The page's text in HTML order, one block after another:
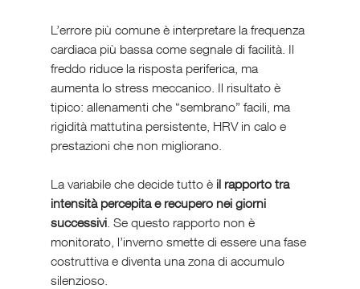
L’errore più comune è interpretare la frequenza
cardiaca più bassa come segnale di facilità. Il
freddo riduce la risposta periferica, ma
aumenta lo stress meccanico. Il risultato è
tipico: allenamenti che “sembrano” facili, ma
rigidità mattutina persistente, HRV in calo e
prestazioni che non migliorano.
La variabile che decide tutto è il rapporto tra
intensità percepita e recupero nei giorni
successivi. Se questo rapporto non è
monitorato, l’inverno smette di essere una fase
costruttiva e diventa una zona di accumulo
silenzioso.